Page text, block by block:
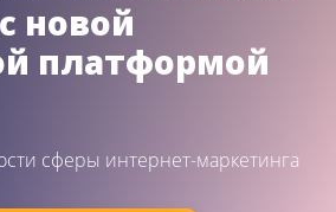
новой
платформой
сферы интернет-маркетинга